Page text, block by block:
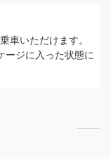
車いただけます。
ジに入った状態に